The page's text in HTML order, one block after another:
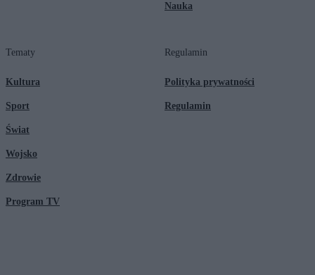
Nauka
Tematy
Kultura
Sport
Świat
Wojsko
Zdrowie
Program TV
Regulamin
Polityka prywatności
Regulamin